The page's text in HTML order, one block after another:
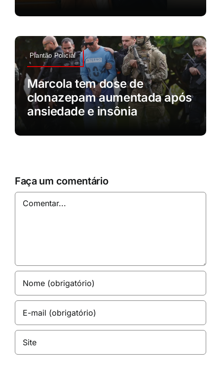
Plantão Policial
Marcola tem dose de
clonazepam aumentada após
ansiedade e insônia
Faça um comentário
Comentar